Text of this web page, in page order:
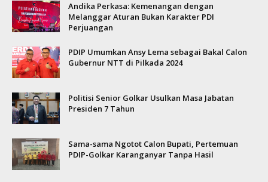
Andika Perkasa: Kemenangan dengan
Melanggar Aturan Bukan Karakter PDI
Perjuangan
PDIP Umumkan Ansy Lema sebagai Bakal Calon
Gubernur NTT di Pilkada 2024
Politisi Senior Golkar Usulkan Masa Jabatan
Presiden 7 Tahun
Sama-sama Ngotot Calon Bupati, Pertemuan
PDIP-Golkar Karanganyar Tanpa Hasil